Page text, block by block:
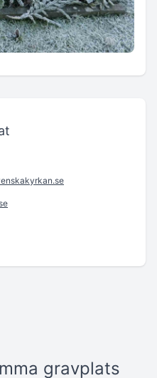
gravplats